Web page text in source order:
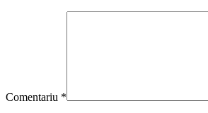
Comentariu *